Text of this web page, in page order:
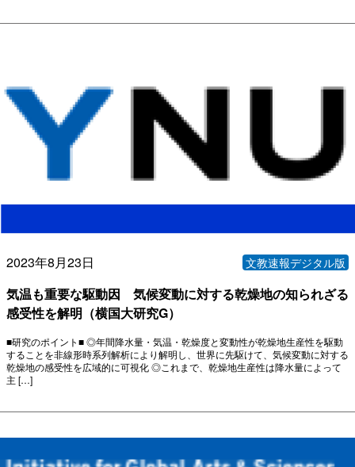
2023年8月23日 文教速報デジタル版
気温も重要な駆動因 気候変動に対する乾燥地の知られざる
感受性を解明（横国大研究G）
■研究のポイント■ ◎年間降水量・気温・乾燥度と変動性が乾燥地生産性を駆動
することを非線形時系列解析により解明し、世界に先駆けて、気候変動に対する
乾燥地の感受性を広域的に可視化 ◎これまで、乾燥地生産性は降水量によって
主 […]